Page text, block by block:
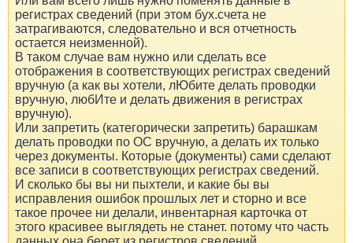
регистрах сведений (при этом бух.счета не
затрагиваются, следовательно и вся отчетность
остается неизменной).
В таком случае вам нужно или сделать все
отображения в соответствующих регистрах сведений
вручную (а как вы хотели, лЮбите делать проводки
вручную, любИте и делать движения в регистрах
вручную).
Или запретить (категорически запретить) барашкам
делать проводки по ОС вручную, а делать их только
через документы. Которые (документы) сами сделают
все записи в соответствующих регистрах сведений.
И сколько бы вы ни пыхтели, и какие бы вы
исправления ошибок прошлых лет и сторно и все
такое прочее ни делали, инвентарная карточка от
этого красивее выглядеть не станет. потому что часть